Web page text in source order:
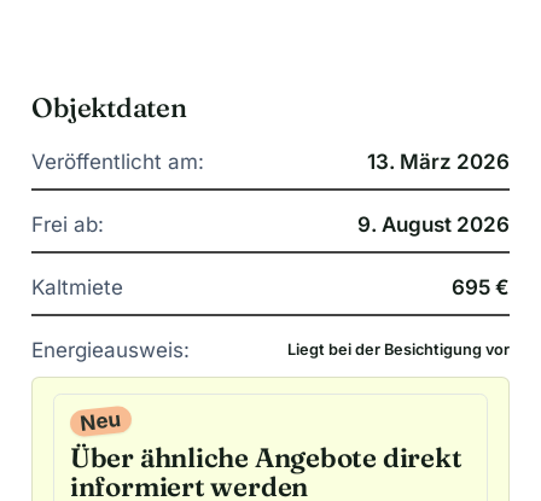
Objektdaten
Veröffentlicht am: 13. März 2026
Frei ab: 9. August 2026
Kaltmiete 695 €
Energieausweis: Liegt bei der Besichtigung vor
Neu
Über ähnliche Angebote direkt
informiert werden